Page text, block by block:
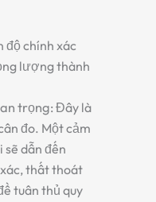
độ chính xác
lượng thành
trọng: Đây là
đo. Một cảm
dẫn đến
thất thoát
tuân thủ quy